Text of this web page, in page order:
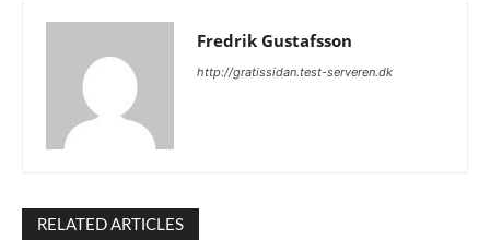
Fredrik Gustafsson
http://gratissidan.test-serveren.dk
RELATED ARTICLES